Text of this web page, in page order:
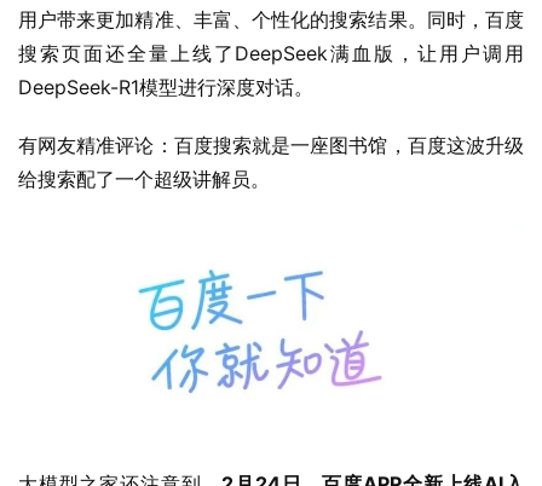
用户带来更加精准、丰富、个性化的搜索结果。同时，百度
搜索页面还全量上线了DeepSeek满血版，让用户调用
DeepSeek-R1模型进行深度对话。
有网友精准评论：百度搜索就是一座图书馆，百度这波升级
给搜索配了一个超级讲解员。